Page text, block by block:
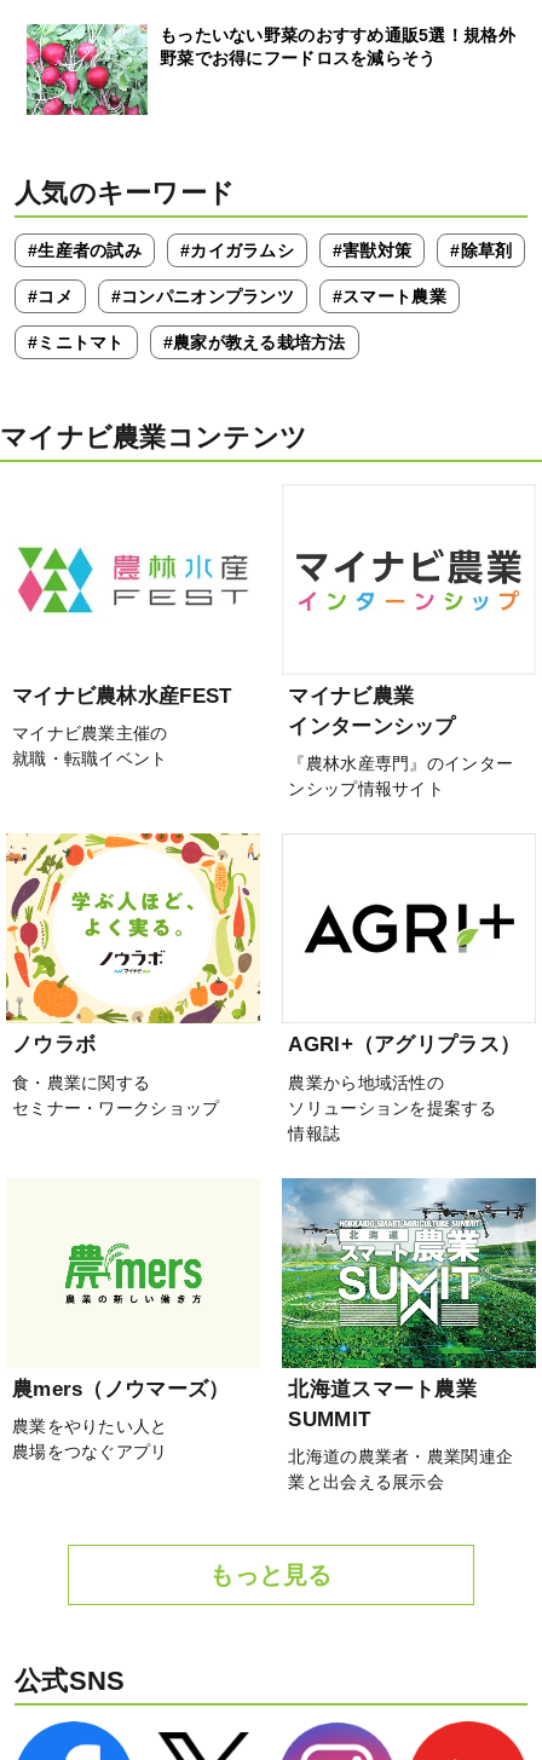
もったいない野菜のおすすめ通販5選！規格外
野菜でお得にフードロスを減らそう
人気のキーワード
#生産者の試み #カイガラムシ #害獣対策 #除草剤
#コメ #コンパニオンプランツ #スマート農業
#ミニトマト #農家が教える栽培方法
マイナビ農業コンテンツ
マイナビ農林水産FEST
マイナビ農業主催の
就職・転職イベント
マイナビ農業
インターンシップ
『農林水産専門』のインター
ンシップ情報サイト
ノウラボ
食・農業に関する
セミナー・ワークショップ
AGRI+（アグリプラス）
農業から地域活性の
ソリューションを提案する
情報誌
農mers（ノウマーズ）
農業をやりたい人と
農場をつなぐアプリ
北海道スマート農業
SUMMIT
北海道の農業者・農業関連企
業と出会える展示会
もっと見る
公式SNS